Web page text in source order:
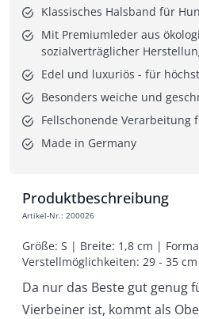
Klassisches Halsband für
Mit Premiumleder aus
sozialverträglicher
Edel und luxuriös - für
Besonders weiche und
Fellschonende Verarbeitung
Made in Germany
Produktbeschreibung
Artikel-Nr.: 200026
Größe: S | Breite: 1,8 cm |
Verstellmöglichkeiten: 29 - 35 cm
Da nur das Beste gut genug
Vierbeiner ist, kommt als